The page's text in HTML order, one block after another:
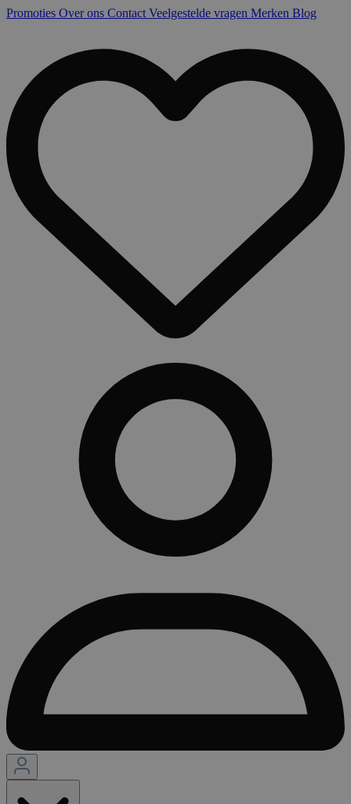
Promoties Over ons Contact Veelgestelde vragen Merken Blog